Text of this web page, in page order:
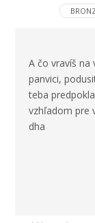
A čo vravíš na
panvici,
teba
vzhľadom pre
dha